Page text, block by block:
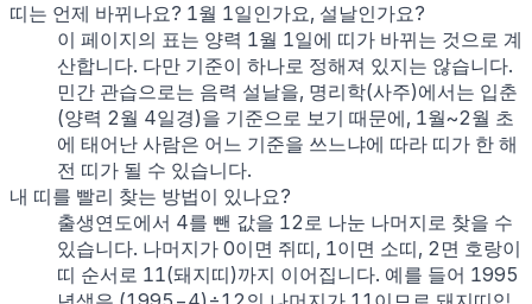
띠는 언제 바뀌나요? 1월 1일인가요, 설날인가요?
이 페이지의 표는 양력 1월 1일에 띠가 바뀌는 것으로 계
산합니다. 다만 기준이 하나로 정해져 있지는 않습니다.
민간 관습으로는 음력 설날을, 명리학(사주)에서는 입춘
(양력 2월 4일경)을 기준으로 보기 때문에, 1월~2월 초
에 태어난 사람은 어느 기준을 쓰느냐에 따라 띠가 한 해
전 띠가 될 수 있습니다.
내 띠를 빨리 찾는 방법이 있나요?
출생연도에서 4를 뺀 값을 12로 나눈 나머지로 찾을 수
있습니다. 나머지가 0이면 쥐띠, 1이면 소띠, 2면 호랑이
띠 순서로 11(돼지띠)까지 이어집니다. 예를 들어 1995